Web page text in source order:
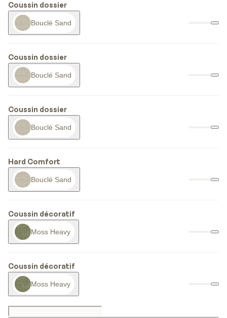
Coussin dossier
Bouclé Sand
Coussin dossier
Bouclé Sand
Coussin dossier
Bouclé Sand
Hard Comfort
Bouclé Sand
Coussin décoratif
Moss Heavy
Coussin décoratif
Moss Heavy